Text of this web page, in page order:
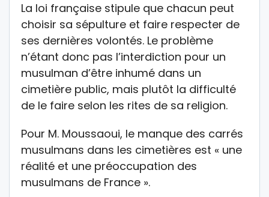
La loi française stipule que chacun peut
choisir sa sépulture et faire respecter de
ses dernières volontés. Le problème
n’étant donc pas l’interdiction pour un
musulman d’être inhumé dans un
cimetière public, mais plutôt la difficulté
de le faire selon les rites de sa religion.
Pour M. Moussaoui, le manque des carrés
musulmans dans les cimetières est « une
réalité et une préoccupation des
musulmans de France ».